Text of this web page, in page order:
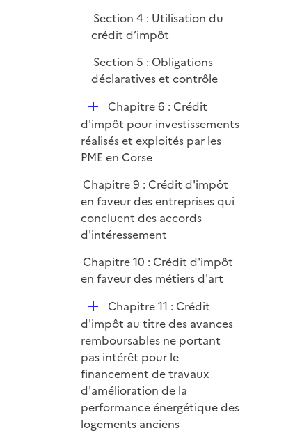
Section 4 : Utilisation du
crédit d’impôt
Section 5 : Obligations
déclaratives et contrôle
D
é
p
l
e
r
Chapitre 6 : Crédit
d'impôt pour investissements
réalisés et exploités par les
PME en Corse
Chapitre 9 : Crédit d'impôt
en faveur des entreprises qui
concluent des accords
d'intéressement
Chapitre 10 : Crédit d'impôt
en faveur des métiers d'art
D
é
p
l
i
e
r
Chapitre 11 : Crédit
d'impôt au titre des avances
remboursables ne portant
pas intérêt pour le
financement de travaux
d'amélioration de la
performance énergétique des
logements anciens